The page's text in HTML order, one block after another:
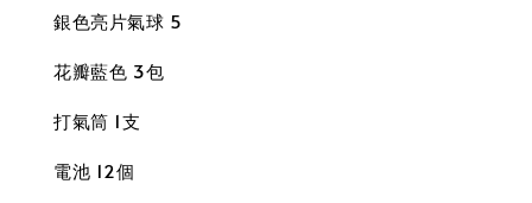
銀色亮片氣球 5
花瓣藍色 3包
打氣筒 1支
電池 12個